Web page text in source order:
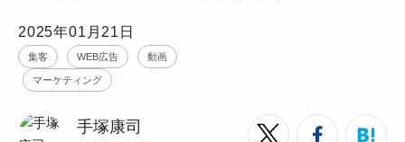
2025年01月21日
集客 WEB広告 動画
マーケティング
手塚康司